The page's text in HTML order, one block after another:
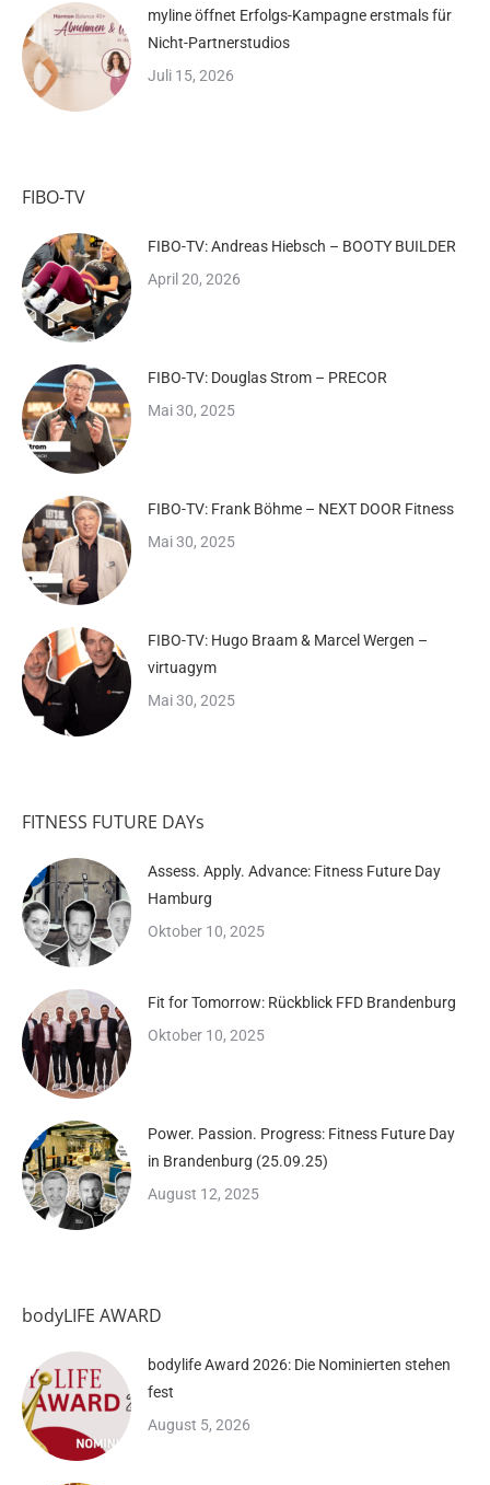
myline öffnet Erfolgs-Kampagne erstmals für
Nicht-Partnerstudios
Juli 15, 2026
FIBO-TV
FIBO-TV: Andreas Hiebsch – BOOTY BUILDER
April 20, 2026
FIBO-TV: Douglas Strom – PRECOR
Mai 30, 2025
FIBO-TV: Frank Böhme – NEXT DOOR Fitness
Mai 30, 2025
FIBO-TV: Hugo Braam & Marcel Wergen –
virtuagym
Mai 30, 2025
FITNESS FUTURE DAYs
Assess. Apply. Advance: Fitness Future Day
Hamburg
Oktober 10, 2025
Fit for Tomorrow: Rückblick FFD Brandenburg
Oktober 10, 2025
Power. Passion. Progress: Fitness Future Day
in Brandenburg (25.09.25)
August 12, 2025
bodyLIFE AWARD
bodylife Award 2026: Die Nominierten stehen
fest
August 5, 2026